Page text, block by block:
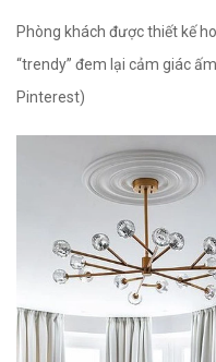
Phòng khách được thiết kế
“trendy” đem lại cảm giác
Pinterest)